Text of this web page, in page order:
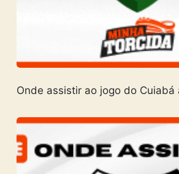
Onde assistir ao jogo do Cuiabá